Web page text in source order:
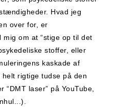
Hvad jeg
over for, er
mig om at “stige op til det
stoffer, eller
kaskade af
rigtige tudse på den
laser” på YouTube,